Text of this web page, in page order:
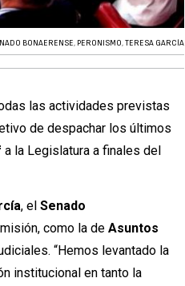
BONAERENSE, PERONISMO,TERESA GARCÍA
las actividades previstas
de despachar los últimos
a la Legislatura a finales del
, elSenado
como la deAsuntos
“Hemos levantado la
institucional en tanto la